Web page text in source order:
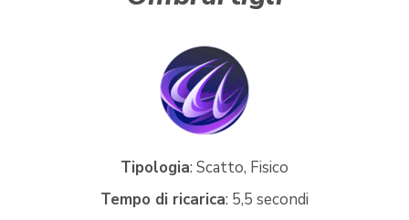
Tipologia: Scatto, Fisico
Tempo di ricarica: 5,5 secondi